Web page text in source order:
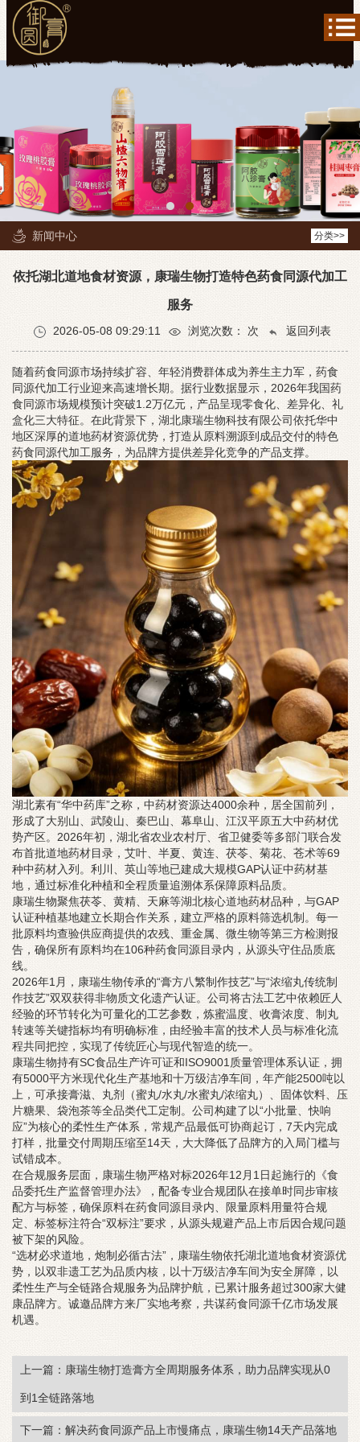
新闻中心 分类>>
依托湖北道地食材资源，康瑞生物打造特色药食同源代加工
服务
2026-05-08 09:29:11 浏览次数： 次 返回列表
随着药食同源市场持续扩容、年轻消费群体成为养生主力军，药食
同源代加工行业迎来高速增长期。据行业数据显示，2026年我国药
食同源市场规模预计突破1.2万亿元，产品呈现零食化、差异化、礼
盒化三大特征。在此背景下，湖北康瑞生物科技有限公司依托华中
地区深厚的道地药材资源优势，打造从原料溯源到成品交付的特色
药食同源代加工服务，为品牌方提供差异化竞争的产品支撑。
湖北素有“华中药库”之称，中药材资源达4000余种，居全国前列，
形成了大别山、武陵山、秦巴山、幕阜山、江汉平原五大中药材优
势产区。2026年初，湖北省农业农村厅、省卫健委等多部门联合发
布首批道地药材目录，艾叶、半夏、黄连、茯苓、菊花、苍术等69
种中药材入列。利川、英山等地已建成大规模GAP认证中药材基
地，通过标准化种植和全程质量追溯体系保障原料品质。
康瑞生物聚焦茯苓、黄精、天麻等湖北核心道地药材品种，与GAP
认证种植基地建立长期合作关系，建立严格的原料筛选机制。每一
批原料均查验供应商提供的农残、重金属、微生物等第三方检测报
告，确保所有原料均在106种药食同源目录内，从源头守住品质底
线。
2026年1月，康瑞生物传承的“膏方八繁制作技艺”与“浓缩丸传统制
作技艺”双双获得非物质文化遗产认证。公司将古法工艺中依赖匠人
经验的环节转化为可量化的工艺参数，炼蜜温度、收膏浓度、制丸
转速等关键指标均有明确标准，由经验丰富的技术人员与标准化流
程共同把控，实现了传统匠心与现代智造的统一。
康瑞生物持有SC食品生产许可证和ISO9001质量管理体系认证，拥
有5000平方米现代化生产基地和十万级洁净车间，年产能2500吨以
上，可承接膏滋、丸剂（蜜丸/水丸/水蜜丸/浓缩丸）、固体饮料、压
片糖果、袋泡茶等全品类代工定制。公司构建了以“小批量、快响
应”为核心的柔性生产体系，常规产品最低可协商起订，7天内完成
打样，批量交付周期压缩至14天，大大降低了品牌方的入局门槛与
试错成本。
在合规服务层面，康瑞生物严格对标2026年12月1日起施行的《食
品委托生产监督管理办法》，配备专业合规团队在接单时同步审核
配方与标签，确保原料在药食同源目录内、限量原料用量符合规
定、标签标注符合“双标注”要求，从源头规避产品上市后因合规问题
被下架的风险。
“选材必求道地，炮制必循古法”，康瑞生物依托湖北道地食材资源优
势，以双非遗工艺为品质内核，以十万级洁净车间为安全屏障，以
柔性生产与全链路合规服务为品牌护航，已累计服务超过300家大健
康品牌方。诚邀品牌方来厂实地考察，共谋药食同源千亿市场发展
机遇。
上一篇：康瑞生物打造膏方全周期服务体系，助力品牌实现从0
到1全链路落地
下一篇：解决药食同源产品上市慢痛点，康瑞生物14天产品落地